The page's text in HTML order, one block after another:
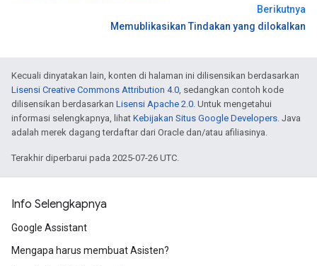
Berikutnya
Memublikasikan Tindakan yang dilokalkan
Kecuali dinyatakan lain, konten di halaman ini dilisensikan berdasarkan
Lisensi Creative Commons Attribution 4.0, sedangkan contoh kode
dilisensikan berdasarkan Lisensi Apache 2.0. Untuk mengetahui
informasi selengkapnya, lihat Kebijakan Situs Google Developers. Java
adalah merek dagang terdaftar dari Oracle dan/atau afiliasinya.
Terakhir diperbarui pada 2025-07-26 UTC.
Info Selengkapnya
Google Assistant
Mengapa harus membuat Asisten?